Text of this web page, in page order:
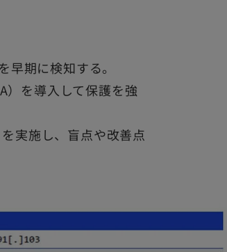
期に検知する。
を導入して保護を強
実施し、盲点や改善点